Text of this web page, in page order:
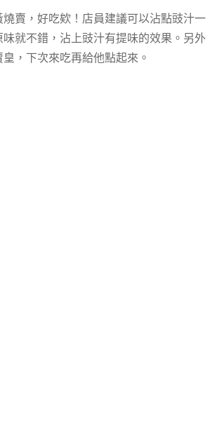
賣，好吃欸！店員建議可以沾點豉汁一
就不錯，沾上豉汁有提味的效果。另外
，下次來吃再給他點起來。